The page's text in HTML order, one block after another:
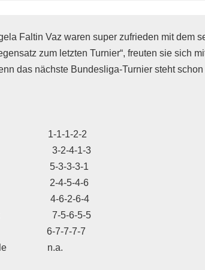
Faltin Vaz waren super zufrieden mit dem
zum letzten Turnier“, freuten sie sich
das nächste Bundesliga-Turnier steht
1-1-1-2-2
3-2-4-1-3
5-3-3-3-1
2-4-5-4-6
4-6-2-6-4
7-5-6-5-5
6-7-7-7-7
n.a.